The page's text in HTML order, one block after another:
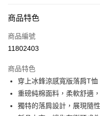
信用卡一次付款
信用卡分期付款
合作金庫商業銀行
華南商業銀行
上海商業儲蓄銀行
國泰世華商業銀行
6 期 0 利率 每期
華南商業銀行
上海商業儲蓄銀行
12 期 0 利率 每期NT$44
合作金庫商業銀行
超商取貨付款
商品特色
商品編號
11802403
商品特色
穿上冰鋒涼感寬版落肩T恤
重磅純棉面料，柔軟舒適
獨特的落肩設計，展現隨